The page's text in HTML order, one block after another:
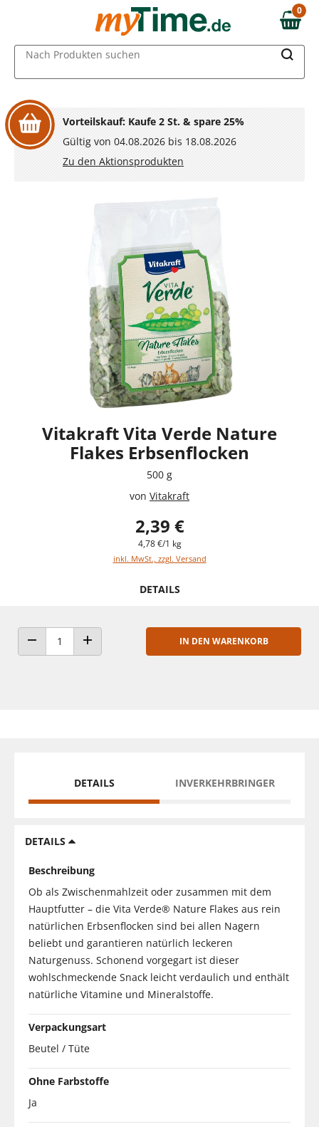
Zum Hauptinhalt springen
Zur Navigation springen
Zur Suche springen
0,00 €
0
Nach Produkten suchen
Vorteilskauf: Kaufe 2 St. & spare 25%
Gültig von 04.08.2026 bis 18.08.2026
Zu den Aktionsprodukten
Vitakraft Vita Verde Nature
Flakes Erbsenflocken
500 g
von Vitakraft
2,39 €
4,78 €/1 kg
inkl. MwSt., zzgl. Versand
DETAILS
ANZAHL VERRINGERNANZAHL ERHÖHEN
IN DEN WARENKORB
DETAILS INVERKEHRBRINGER
DETAILS
Beschreibung
Ob als Zwischenmahlzeit oder zusammen mit dem
Hauptfutter – die Vita Verde® Nature Flakes aus rein
natürlichen Erbsenflocken sind bei allen Nagern
beliebt und garantieren natürlich leckeren
Naturgenuss. Schonend vorgegart ist dieser
wohlschmeckende Snack leicht verdaulich und enthält
natürliche Vitamine und Mineralstoffe.
Verpackungsart
Beutel / Tüte
Ohne Farbstoffe
Ja